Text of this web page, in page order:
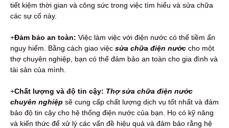
tiết kiệm thời gian và công sức trong việc tìm hiểu và sửa chữa
các sự cố này.
+Đảm bảo an toàn: Việc làm việc với điện nước có thể tiềm ẩn
nguy hiểm. Bằng cách giao việc sửa chữa điện nước cho một
thợ chuyên nghiệp, bạn có thể đảm bảo an toàn cho gia đình và
tài sản của mình.
+Chất lượng và độ tin cậy: Thợ sửa chữa điện nước
chuyên nghiệp sẽ cung cấp chất lượng dịch vụ tốt nhất và đảm
bảo độ tin cậy cho hệ thống điện nước của bạn. Họ có kỹ năng
và kiến thức để xử lý các vấn đề hiệu quả và đảm bảo rằng hệ